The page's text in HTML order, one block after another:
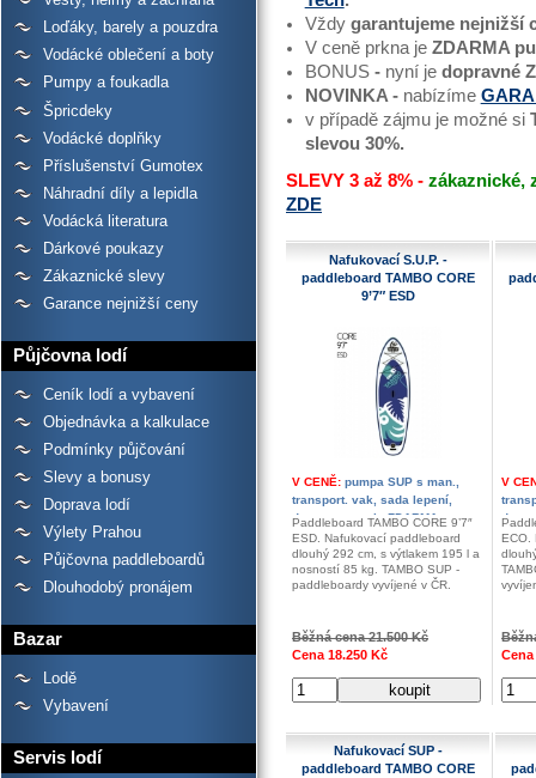
Loďáky, barely a pouzdra
Vodácké oblečení a boty
Pumpy a foukadla
Špricdeky
Vodácké doplňky
Příslušenství Gumotex
Náhradní díly a lepidla
Vodácká literatura
Dárkové poukazy
Zákaznické slevy
Garance nejnižší ceny
Půjčovna lodí
Ceník lodí a vybavení
Objednávka a kalkulace
Podmínky půjčování
Slevy a bonusy
Doprava lodí
Výlety Prahou
Půjčovna paddleboardů
Dlouhodobý pronájem
Bazar
Lodě
Vybavení
Servis lodí
Vždy garantujeme nejnižší
V ceně prkna je ZDARMA
BONUS- nyní jedopravné
NOVINKA - nabízíme
v případě zájmu je možné si
slevou 30%.
SLEVY 3 až 8% - zákaznické,
ZDE
Nafukovací S.U.P. -
paddleboard TAMBO CORE
9’7″ ESD
V CENĚ: pumpa SUP s man.,
transport. vak, sada lepení,
doprava, servis ZDARMA
Paddleboard TAMBO CORE 9’7″
ESD. Nafukovací paddleboard
dlouhý 292 cm, s výtlakem 195 l a
nosností 85 kg. TAMBO SUP -
paddleboardy vyvíjené v ČR.
Běžná cena 21.500 Kč
Cena 18.250 Kč
V
ECO.
Cena
Nafukovací SUP -
paddleboard TAMBO CORE